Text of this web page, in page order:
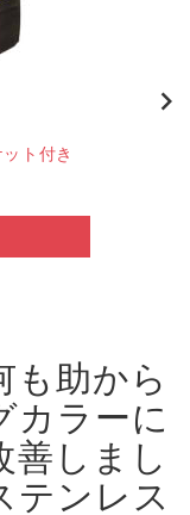
ト付き
も助から
カラーに
善しまし
テンレス